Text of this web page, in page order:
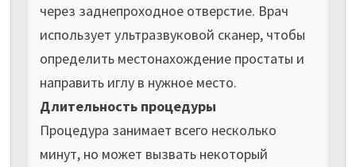
через заднепроходное отверстие. Врач
использует ультразвуковой сканер, чтобы
определить местонахождение простаты и
направить иглу в нужное место.
Длительность процедуры
Процедура занимает всего несколько
минут, но может вызвать некоторый